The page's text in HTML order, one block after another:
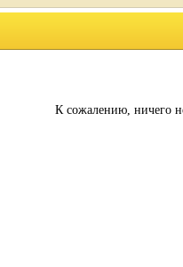
К сожалению, ничего